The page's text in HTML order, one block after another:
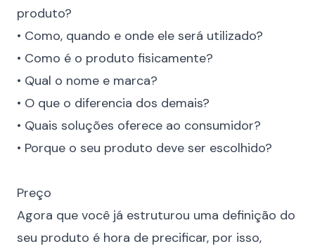
produto?
• Como, quando e onde ele será utilizado?
• Como é o produto fisicamente?
• Qual o nome e marca?
• O que o diferencia dos demais?
• Quais soluções oferece ao consumidor?
• Porque o seu produto deve ser escolhido?
Preço
Agora que você já estruturou uma definição do
seu produto é hora de precificar, por isso,